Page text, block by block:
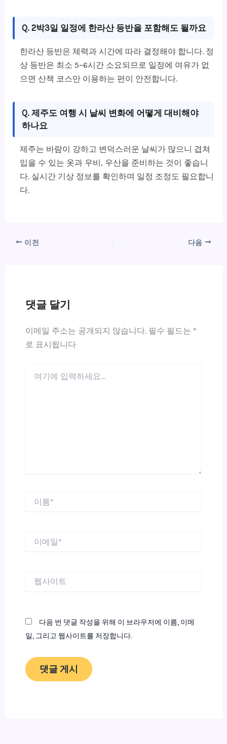
Q. 2박3일 일정에 한라산 등반을 포함해도 될까요
한라산 등반은 체력과 시간에 따라 결정해야 합니다. 정
상 등반은 최소 5~6시간 소요되므로 일정에 여유가 없
으면 산책 코스만 이용하는 편이 안전합니다.
Q. 제주도 여행 시 날씨 변화에 어떻게 대비해야
하나요
제주는 바람이 강하고 변덕스러운 날씨가 많으니 겹쳐
입을 수 있는 옷과 우비, 우산을 준비하는 것이 좋습니
다. 실시간 기상 정보를 확인하며 일정 조정도 필요합니
다.
이전 다음
댓글 달기
이메일 주소는 공개되지 않습니다. 필수 필드는 *
로 표시됩니다
다음 번 댓글 작성을 위해 이 브라우저에 이름, 이메
일, 그리고 웹사이트를 저장합니다.